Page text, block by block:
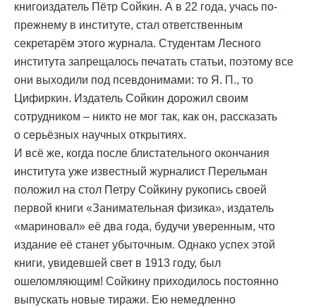
книгоиздатель Пётр Сойкин. А в 22 года, учась по-
прежнему в институте, стал ответственным
секретарём этого журнала. Студентам Лесного
института запрещалось печатать статьи, поэтому все
они выходили под псевдонимами: то Я. П., то
Цифиркин. Издатель Сойкин дорожил своим
сотрудником – никто не мог так, как он, рассказать
о серьёзных научных открытиях.
И всё же, когда после блистательного окончания
института уже известный журналист Перельман
положил на стол Петру Сойкину рукопись своей
первой книги «Занимательная физика», издатель
«мариновал» её два года, будучи уверенным, что
издание её станет убыточным. Однако успех этой
книги, увидевшей свет в 1913 году, был
ошеломляющим! Сойкину приходилось постоянно
выпускать новые тиражи. Ею немедленно